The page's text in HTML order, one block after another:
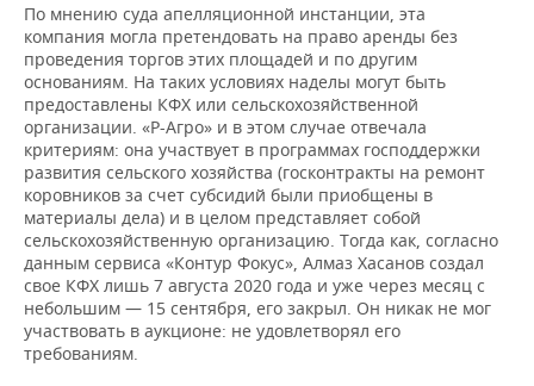
По мнению суда апелляционной инстанции, эта
компания могла претендовать на право аренды без
проведения торгов этих площадей и по другим
основаниям. На таких условиях наделы могут быть
предоставлены КФХ или сельскохозяйственной
организации. «Р-Агро» и в этом случае отвечала
критериям: она участвует в программах господдержки
развития сельского хозяйства (госконтракты на ремонт
коровников за счет субсидий были приобщены в
материалы дела) и в целом представляет собой
сельскохозяйственную организацию. Тогда как, согласно
данным сервиса «Контур Фокус», Алмаз Хасанов создал
свое КФХ лишь 7 августа 2020 года и уже через месяц с
небольшим — 15 сентября, его закрыл. Он никак не мог
участвовать в аукционе: не удовлетворял его
требованиям.